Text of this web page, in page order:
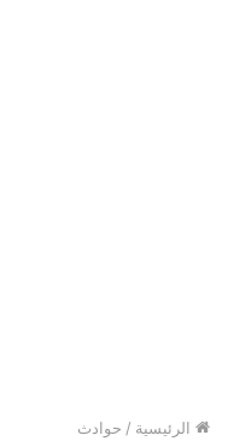
الرئيسية / حوادث